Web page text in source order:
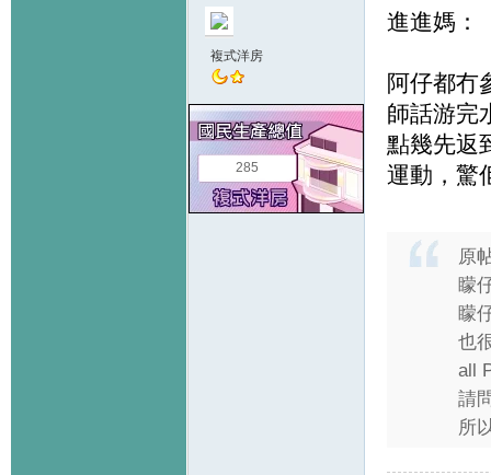
複式洋房
285
進進媽：
阿仔都冇
師話游完
點幾先返
運動，驚
原
矇
矇
也
all
請
所